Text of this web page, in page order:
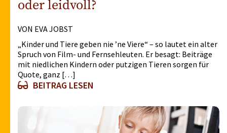
oder leidvoll?
VON EVA JOBST
„Kinder und Tiere geben nie ’ne Viere“ – so lautet ein alter
Spruch von Film- und Fernsehleuten. Er besagt: Beiträge
mit niedlichen Kindern oder putzigen Tieren sorgen für
Quote, ganz […]
BEITRAG LESEN